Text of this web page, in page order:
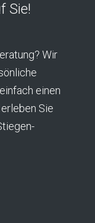
Sie!
Wir
einen
Sie